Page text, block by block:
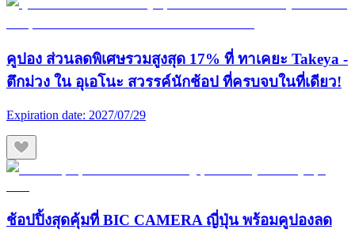
คูปอง ส่วนลดพิเศษรวมสูงสุด 17% ที่ ทาเคยะ Takeya -
ตึกม่วง ใน อุเอโนะ สวรรค์นักช้อป ที่ครบจบในที่เดียว!
Expiration date: 2027/07/29
ช้อปปิ้งสุดคุ้มที่ BIC CAMERA ญี่ปุ่น พร้อมคูปองลด